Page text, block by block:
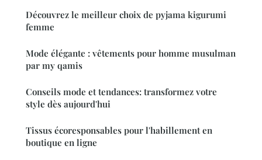
Découvrez le meilleur choix de pyjama kigurumi
femme
Mode élégante : vêtements pour homme musulman
par my qamis
Conseils mode et tendances: transformez votre
style dès aujourd'hui
Tissus écoresponsables pour l'habillement en
boutique en ligne